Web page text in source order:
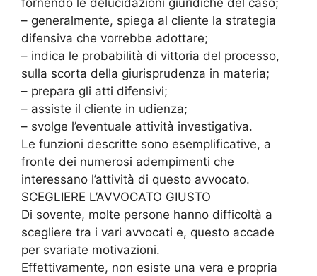
fornendo le delucidazioni giuridiche del caso;
– generalmente, spiega al cliente la strategia
difensiva che vorrebbe adottare;
– indica le probabilità di vittoria del processo,
sulla scorta della giurisprudenza in materia;
– prepara gli atti difensivi;
– assiste il cliente in udienza;
– svolge l’eventuale attività investigativa.
Le funzioni descritte sono esemplificative, a
fronte dei numerosi adempimenti che
interessano l’attività di questo avvocato.
SCEGLIERE L’AVVOCATO GIUSTO
Di sovente, molte persone hanno difficoltà a
scegliere tra i vari avvocati e, questo accade
per svariate motivazioni.
Effettivamente, non esiste una vera e propria